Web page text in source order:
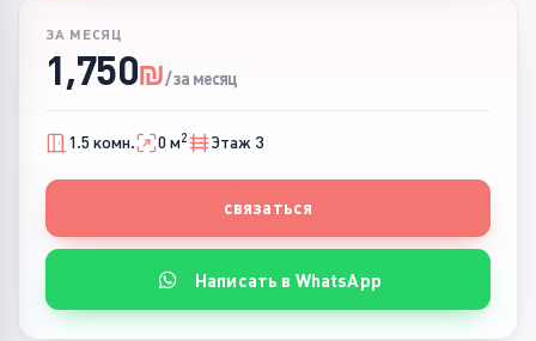
ЗА МЕСЯЦ
1,750₪/ за месяц
1.5 комн. 0 м2 Этаж 3
связаться
Написать в WhatsApp